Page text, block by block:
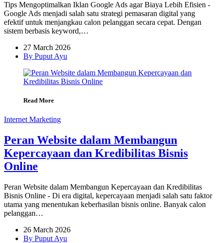
Tips Mengoptimalkan Iklan Google Ads agar Biaya Lebih Efisien -
Google Ads menjadi salah satu strategi pemasaran digital yang
efektif untuk menjangkau calon pelanggan secara cepat. Dengan
sistem berbasis keyword,…
27 March 2026
By Puput Ayu
Read More
Internet Marketing
Peran Website dalam Membangun
Kepercayaan dan Kredibilitas Bisnis
Online
Peran Website dalam Membangun Kepercayaan dan Kredibilitas
Bisnis Online - Di era digital, kepercayaan menjadi salah satu faktor
utama yang menentukan keberhasilan bisnis online. Banyak calon
pelanggan…
26 March 2026
By Puput Ayu